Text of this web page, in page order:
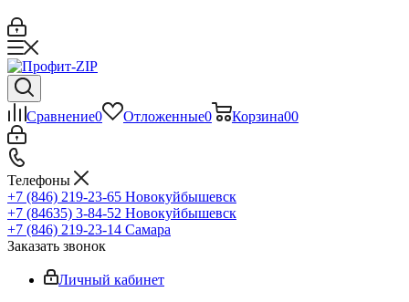
Сравнение0 Отложенные0 Корзина00
Телефоны
+7 (846) 219-23-65 Новокуйбышевск
+7 (84635) 3-84-52 Новокуйбышевск
+7 (846) 219-23-14 Самара
Заказать звонок
Личный кабинет